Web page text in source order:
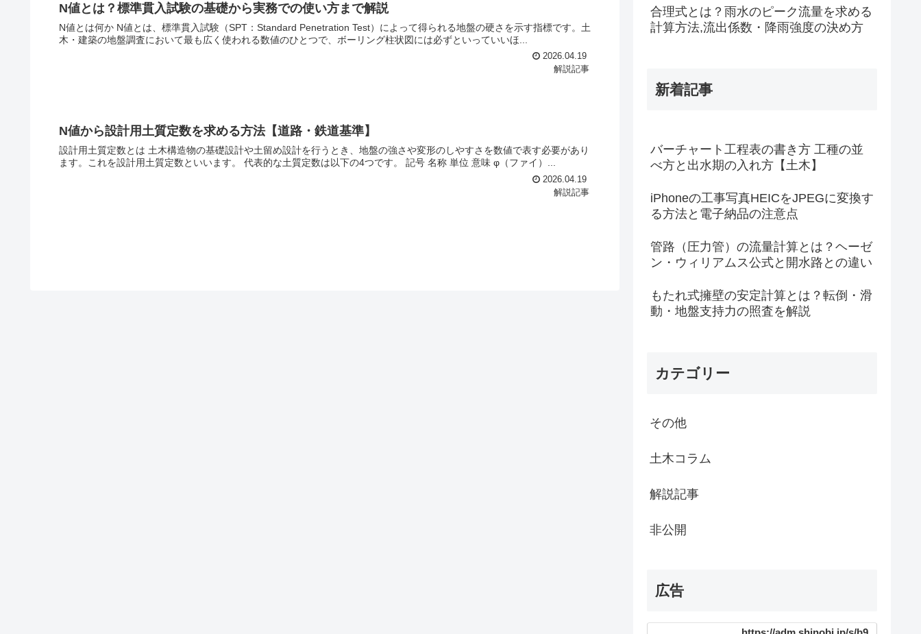
N値とは？標準貫入試験の基礎から実務での使い方まで解説
N値とは何か N値とは、標準貫入試験（SPT：Standard Penetration Test）によって得られる地盤の硬さを示す指標です。土
木・建築の地盤調査において最も広く使われる数値のひとつで、ボーリング柱状図には必ずといっていいほ...
2026.04.19
解説記事
N値から設計用土質定数を求める方法【道路・鉄道基準】
設計用土質定数とは 土木構造物の基礎設計や土留め設計を行うとき、地盤の強さや変形のしやすさを数値で表す必要があり
ます。これを設計用土質定数といいます。 代表的な土質定数は以下の4つです。 記号 名称 単位 意味 φ（ファイ）...
2026.04.19
解説記事
合理式とは？雨水のピーク流量を求める
計算方法,流出係数・降雨強度の決め方
新着記事
バーチャート工程表の書き方 工種の並
べ方と出水期の入れ方【土木】
iPhoneの工事写真HEICをJPEGに変換す
る方法と電子納品の注意点
管路（圧力管）の流量計算とは？ヘーゼ
ン・ウィリアムス公式と開水路との違い
もたれ式擁壁の安定計算とは？転倒・滑
動・地盤支持力の照査を解説
カテゴリー
その他
土木コラム
解説記事
非公開
広告